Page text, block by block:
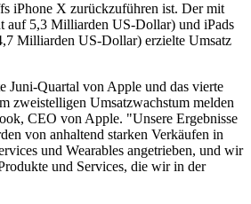
iPhone X zurückzuführen ist. Der mit
auf 5,3 Milliarden US-Dollar) und iPads
Milliarden US-Dollar) erzielte Umsatz
Juni-Quartal von Apple und das vierte
zweistelligen Umsatzwachstum melden
CEO von Apple. "Unsere Ergebnisse
von anhaltend starken Verkäufen in
und Wearables angetrieben, und wir
und Services, die wir in der